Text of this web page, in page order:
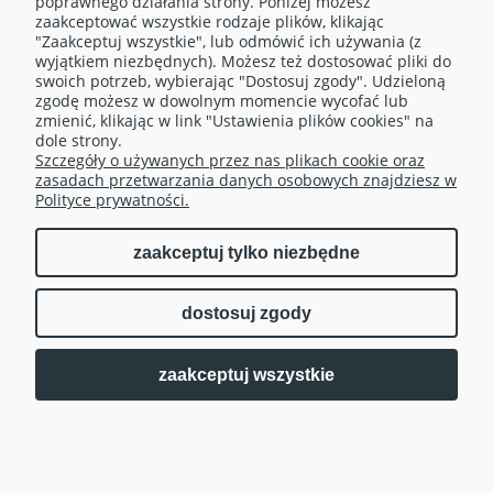
OBSŁUGA KLIENTA
TELEFONY
MOJE KONTO
pokaż pełną wersję strony
Sklep internetowy Shoper.pl | Realizacja:Fusion Marketing
zaakceptować wszystkie rodzaje plików, klikając
"Zaakceptuj wszystkie", lub odmówić ich używania (z
wyjątkiem niezbędnych). Możesz też dostosować pliki do
swoich potrzeb, wybierając "Dostosuj zgody". Udzieloną
zgodę możesz w dowolnym momencie wycofać lub
zmienić, klikając w link "Ustawienia plików cookies" na
dole strony.
Szczegóły o używanych przez nas plikach cookie oraz
zasadach przetwarzania danych osobowych znajdziesz w
Polityce prywatności.
zaakceptuj tylko niezbędne
dostosuj zgody
zaakceptuj wszystkie